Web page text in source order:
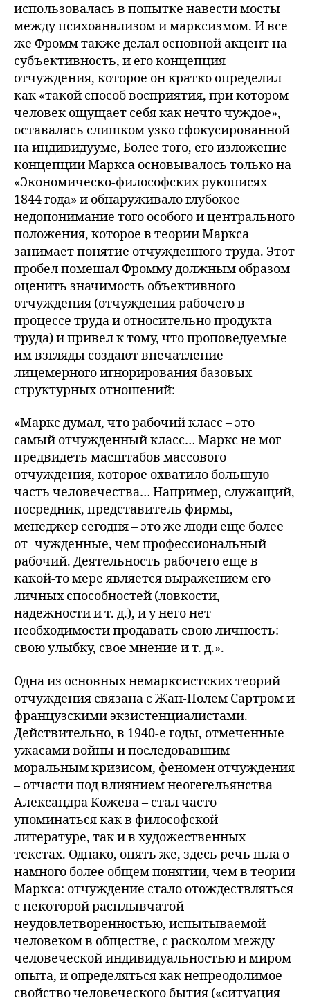
использовалась в попытке навести мосты
между психоанализом и марксизмом. И все
же Фромм также делал основной акцент на
субъективность, и его концепция
отчуждения, которое он кратко определил
как «такой способ восприятия, при котором
человек ощущает себя как нечто чуждое»,
оставалась слишком узко сфокусированной
на индивидууме, Более того, его изложение
концепции Маркса основывалось только на
«Экономическо-философских рукописях
1844 года» и обнаруживало глубокое
недопонимание того особого и центрального
положения, которое в теории Маркса
занимает понятие отчужденного труда. Этот
пробел помешал Фромму должным образом
оценить значимость объективного
отчуждения (отчуждения рабочего в
процессе труда и относительно продукта
труда) и привел к тому, что проповедуемые
им взгляды создают впечатление
лицемерного игнорирования базовых
структурных отношений:
«Маркс думал, что рабочий класс – это
самый отчужденный класс… Маркс не мог
предвидеть масштабов массового
отчуждения, которое охватило большую
часть человечества… Например, служащий,
посредник, представитель фирмы,
менеджер сегодня – это же люди еще более
от- чужденные, чем профессиональный
рабочий. Деятельность рабочего еще в
какой-то мере является выражением его
личных способностей (ловкости,
надежности и т. д.), и у него нет
необходимости продавать свою личность:
свою улыбку, свое мнение и т. д.».
Одна из основных немарксистских теорий
отчуждения связана с Жан-Полем Сартром и
французскими экзистенциалистами.
Действительно, в 1940-е годы, отмеченные
ужасами войны и последовавшим
моральным кризисом, феномен отчуждения
– отчасти под влиянием неогегельянства
Александра Кожева – стал часто
упоминаться как в философской
литературе, так и в художественных
текстах. Однако, опять же, здесь речь шла о
намного более общем понятии, чем в теории
Маркса: отчуждение стало отождествляться
с некоторой расплывчатой
неудовлетворенностью, испытываемой
человеком в обществе, с расколом между
человеческой индивидуальностью и миром
опыта, и определяться как непреодолимое
свойство человеческого бытия («ситуация